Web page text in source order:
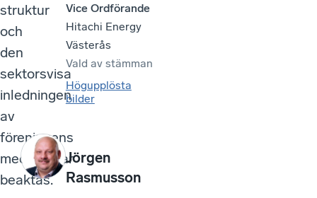
struktur
och
den
sektorsvisa
inledningen
av
föreningens
medlemmar
beaktas.
Vice Ordförande
Hitachi Energy
Västerås
Vald av stämman
Högupplösta
bilder
Jörgen
Rasmusson